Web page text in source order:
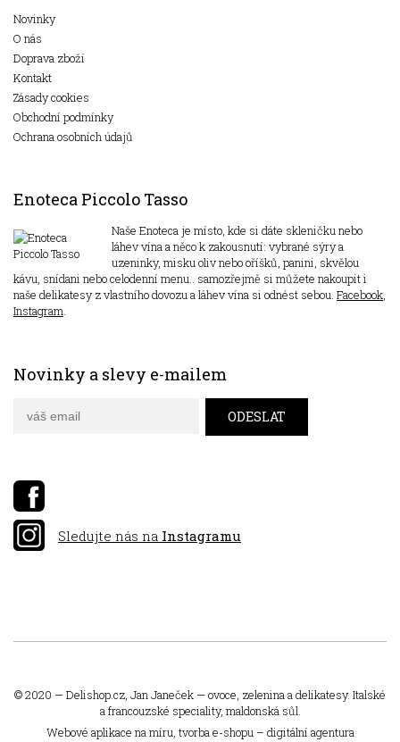
Novinky
O nás
Doprava zboží
Kontakt
Zásady cookies
Obchodní podmínky
Ochrana osobních údajů
Enoteca Piccolo Tasso
Naše Enoteca je místo, kde si dáte skleničku nebo
láhev vína a něco k zakousnutí: vybrané sýry a
uzeninky, misku oliv nebo oříšků, panini, skvělou
kávu, snídani nebo celodenní menu.. samozřejmě si můžete nakoupit i
naše delikatesy z vlastního dovozu a láhev vína si odnést sebou. Facebook,
Instagram.
Novinky a slevy e-mailem
Sledujte nás na Instagramu
© 2020 —Delishop.cz , Jan Janeček — ovoce, zelenina a delikatesy. Italské
a francouzské speciality, maldonská sůl.
Webové aplikace na míru tvorba e-shopu – digitální agentura